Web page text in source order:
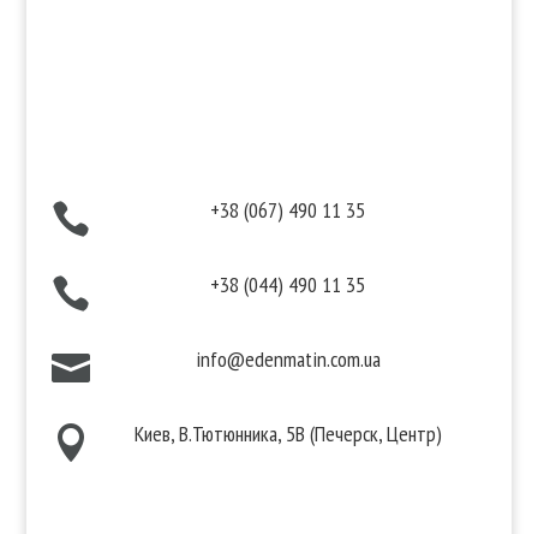
 +38 (067) 490 11 35
 +38 (044) 490 11 35
 info@edenmatin.com.ua
 Киев, В.Тютюнника, 5В (Печерск, Центр)